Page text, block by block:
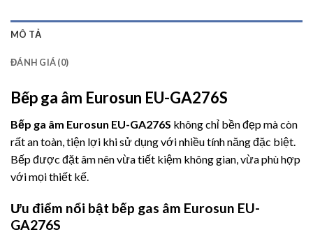
MÔ TẢ
ĐÁNH GIÁ (0)
Bếp ga âm Eurosun EU-GA276S
Bếp ga âm Eurosun EU-GA276S không chỉ bền đẹp mà còn
rất an toàn, tiện lợi khi sử dụng với nhiều tính năng đặc biệt.
Bếp được đặt âm nên vừa tiết kiệm không gian, vừa phù hợp
với mọi thiết kế.
Ưu điểm nổi bật bếp gas âm Eurosun EU-
GA276S